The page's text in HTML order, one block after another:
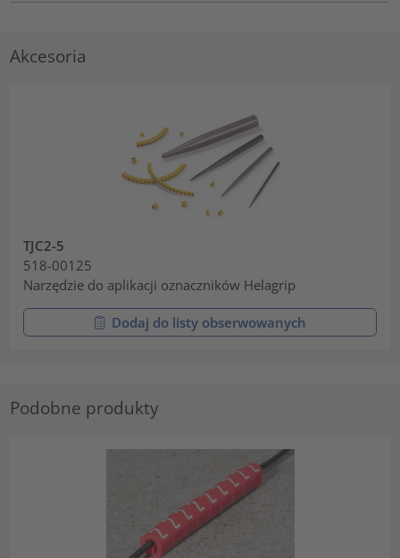
Akcesoria
TJC2-5
518-00125
Narzędzie do aplikacji oznaczników Helagrip
Dodaj do listy obserwowanych
Podobne produkty